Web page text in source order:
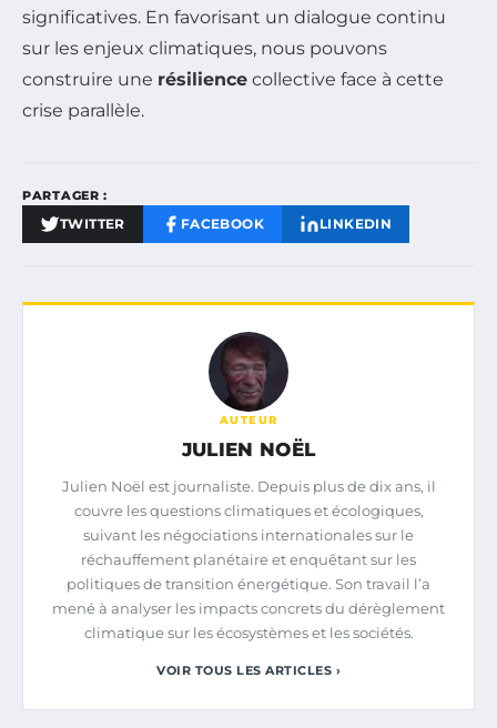
significatives. En favorisant un dialogue continu
sur les enjeux climatiques, nous pouvons
construire une résilience collective face à cette
crise parallèle.
PARTAGER :
TWITTER FACEBOOK LINKEDIN
AUTEUR
JULIEN NOËL
Julien Noël est journaliste. Depuis plus de dix ans, il
couvre les questions climatiques et écologiques,
suivant les négociations internationales sur le
réchauffement planétaire et enquêtant sur les
politiques de transition énergétique. Son travail l’a
mené à analyser les impacts concrets du dérèglement
climatique sur les écosystèmes et les sociétés.
VOIR TOUS LES ARTICLES ›